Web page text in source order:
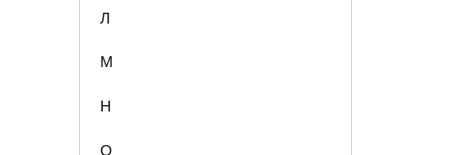
Л
М
Н
О